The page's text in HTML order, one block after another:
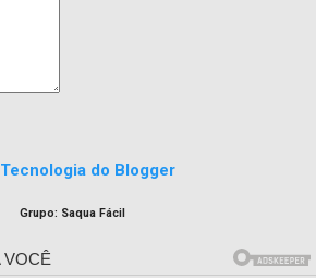
Tecnologia do Blogger
Grupo: Saqua Fácil